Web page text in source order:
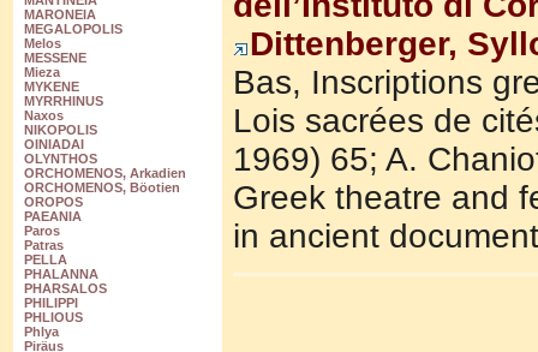
MARONEIA
MEGALOPOLIS
Melos
MESSENE
Mieza
MYKENE
MYRRHINUS
Naxos
NIKOPOLIS
OINIADAI
OLYNTHOS
ORCHOMENOS, Arkadien
ORCHOMENOS, Böotien
OROPOS
PAEANIA
Paros
Patras
PELLA
PHALANNA
PHARSALOS
PHILIPPI
PHLIOUS
Phlya
Piräus
Dittenberger,
Bas, Inscriptions
Lois sacrées de
1969) 65; A.
Greek theatre and
in ancient